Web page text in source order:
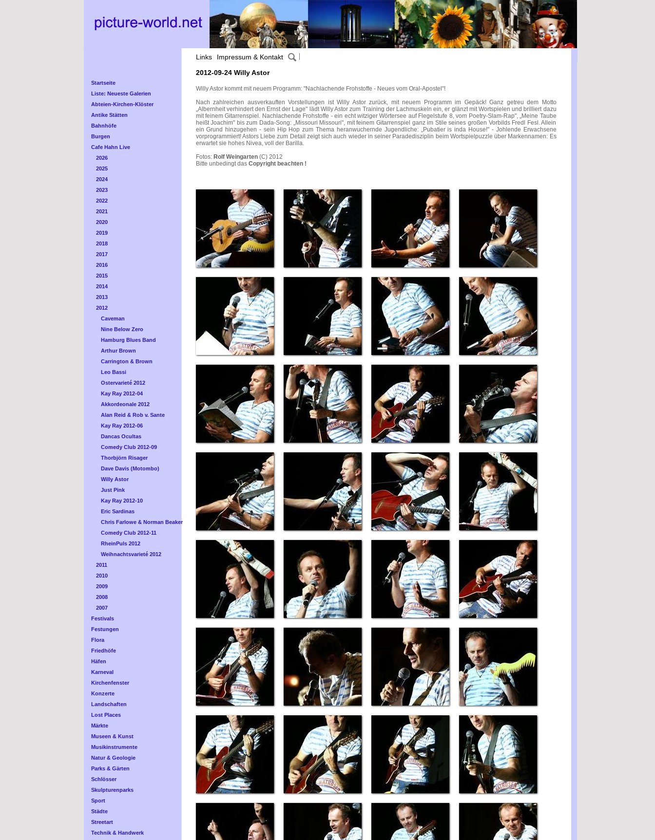
Links Impressum & Kontakt
Startseite
Liste: Neueste Galerien
Abteien-Kirchen-Klöster
Antike Stätten
Bahnhöfe
Burgen
Cafe Hahn Live
2026
2025
2024
2023
2022
2021
2020
2019
2018
2017
2016
2015
2014
2013
2012
Caveman
Nine Below Zero
Hamburg Blues Band
Arthur Brown
Carrington & Brown
Leo Bassi
Ostervarieté 2012
Kay Ray 2012-04
Akkordeonale 2012
Alan Reid & Rob v. Sante
Kay Ray 2012-06
Dancas Ocultas
Comedy Club 2012-09
Thorbjörn Risager
Dave Davis (Motombo)
Willy Astor
Just Pink
Kay Ray 2012-10
Eric Sardinas
Chris Farlowe & Norman Beaker
Comedy Club 2012-11
RheinPuls 2012
Weihnachtsvarieté 2012
2011
2010
2009
2008
2007
Festivals
Festungen
Flora
Friedhöfe
Häfen
Karneval
Kirchenfenster
Konzerte
Landschaften
Lost Places
Märkte
Museen & Kunst
Musikinstrumente
Natur & Geologie
Parks & Gärten
Schlösser
Skulpturenparks
Sport
Städte
Streetart
Technik & Handwerk
2012-09-24 Willy Astor
Willy Astor kommt mit neuem Programm: "Nachlachende Frohstoffe - Neues vom Oral-Apostel"!
Nach zahlreichen ausverkauften Vorstellungen ist Willy Astor zurück, mit neuem Programm im Gepäck! Ganz getreu dem Motto
„Albernheit verhindert den Ernst der Lage" lädt Willy Astor zum Training der Lachmuskeln ein, er glänzt mit Wortspielen und brilliert dazu
mit feinem Gitarrenspiel. Nachlachende Frohstoffe - ein echt witziger Wörtersee auf Flegelstufe 8, vom Poetry-Slam-Rap", „Meine Taube
heißt Joachim" bis zum Dada-Song: „Missouri Missouri", mit feinem Gitarrenspiel ganz im Stile seines großen Vorbilds Fredl Fesl. Allein
ein Grund hinzugehen - sein Hip Hop zum Thema heranwuchernde Jugendliche: „Pubatier is inda House!" - Johlende Erwachsene
vorprogrammiert! Astors Liebe zum Detail zeigt sich auch wieder in seiner Paradedisziplin beim Wortspielpuzzle über Markennamen: Es
erwartet sie hohes Nivea, voll der Barilla.
Fotos: Rolf Weingarten(C) 2012
Bitte unbedingt das Copyright beachten !